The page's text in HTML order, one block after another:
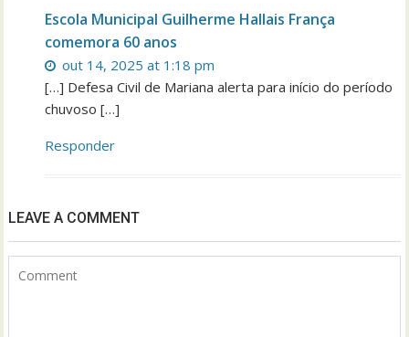
Escola Municipal Guilherme Hallais França
comemora 60 anos
out 14, 2025 at 1:18 pm
[…] Defesa Civil de Mariana alerta para início do período
chuvoso […]
Responder
LEAVE A COMMENT